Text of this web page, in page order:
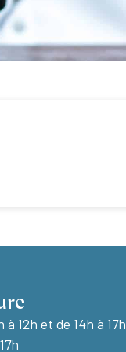
à 12h et de 14h à 17h